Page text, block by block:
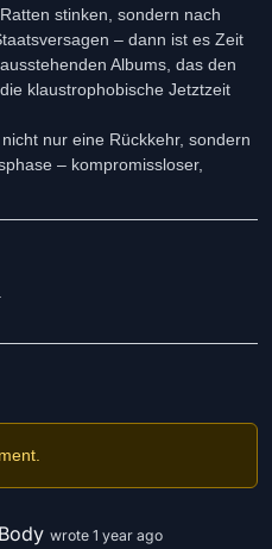
stinken, sondern nach
– dann ist es Zeit
Albums, das den
klaustrophobische Jetztzeit
nur eine Rückkehr, sondern
– kompromissloser,
wrote 1 year ago